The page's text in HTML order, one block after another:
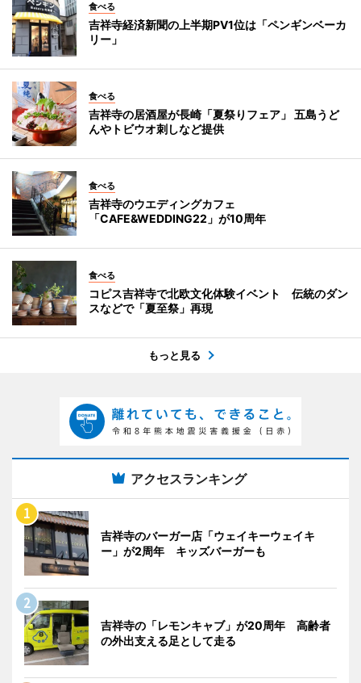
食べる
吉祥寺経済新聞の上半期PV1位は「ペンギンベーカ
リー」
食べる
吉祥寺の居酒屋が長崎「夏祭りフェア」 五島うど
んやトビウオ刺しなど提供
食べる
吉祥寺のウエディングカフェ
「CAFE&WEDDING22」が10周年
食べる
コピス吉祥寺で北欧文化体験イベント 伝統のダン
スなどで「夏至祭」再現
もっと見る
アクセスランキング
吉祥寺のバーガー店「ウェイキーウェイキ
ー」が2周年 キッズバーガーも
吉祥寺の「レモンキャブ」が20周年 高齢者
の外出支える足として走る